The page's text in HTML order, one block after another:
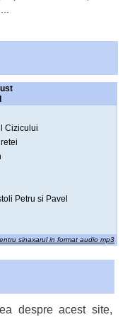
Cizicului
Petru si Pavel
sinaxarul in format audio mp3
despre acest site,